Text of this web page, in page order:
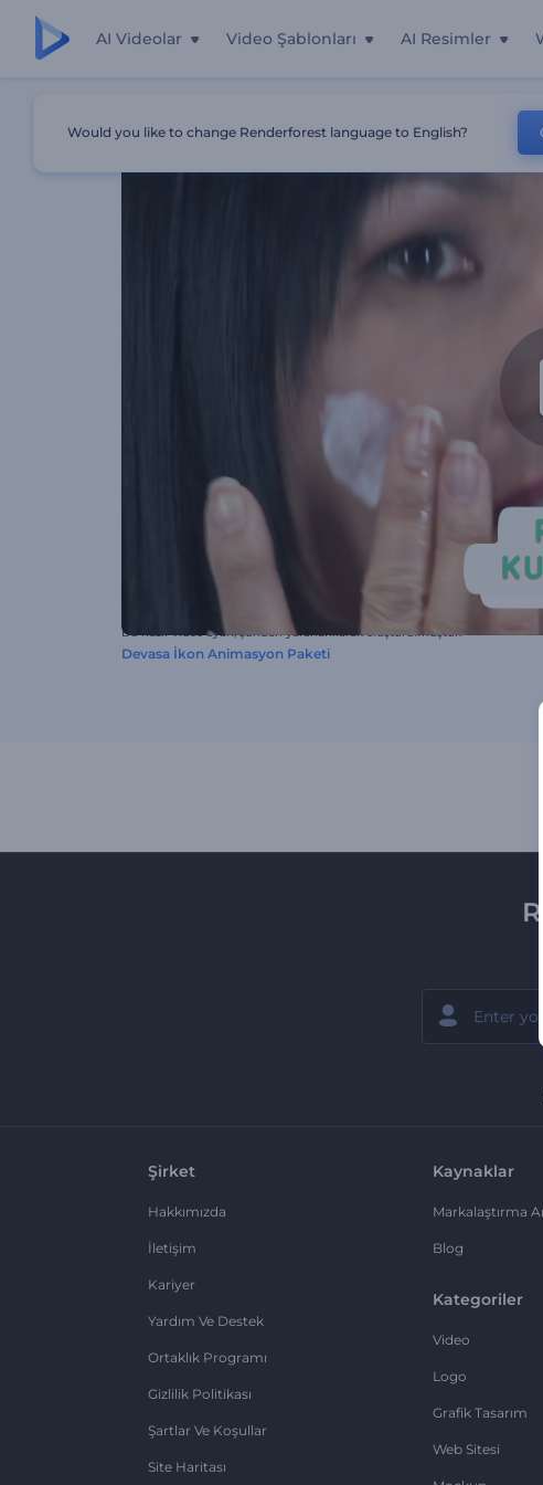
AI Videolar Video Şablonları AI Resimler
Bu hazır video ayarı, şundan yararlanılarak oluşturulmuştur:
Devasa İkon Animasyon Paketi
Şirket
Hakkımızda
İletişim
Kariyer
Yardım Ve Destek
Ortaklık Programı
Gizlilik Politikası
Şartlar Ve Koşullar
Site Haritası
Kaynaklar
Markalaştırma
Blog
Kategoriler
Video
Logo
Grafik Tasarım
Web Sitesi
Would you like to change Renderforest language to English?